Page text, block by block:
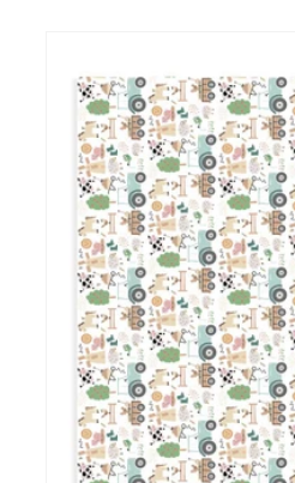
PRODOTTO